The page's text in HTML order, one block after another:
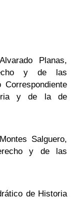
Planas,
y de las
y de la de
Salguero,
y de las
de Historia